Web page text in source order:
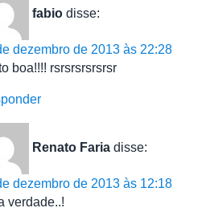
fabio disse:
dezembro de 2013 às 22:28
boa!!!! rsrsrsrsrsrsr
Renato Faria disse:
dezembro de 2013 às 12:18
verdade..!